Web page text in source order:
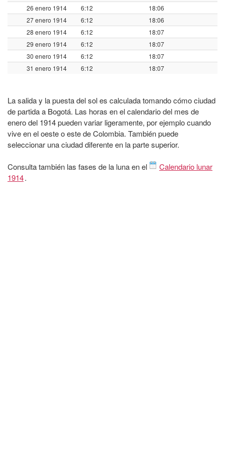
26 enero 1914 6:12
18:06
27 enero 1914
6:12
18:06
28 enero 1914
6:12
18:07
29 enero 1914
6:12
18:07
30 enero 1914
6:12
18:07
31 enero 1914
6:12 18:07
La salida y la puesta del sol es calculada tomando cómo ciudad
de partida a Bogotá. Las horas en el calendario del mes de
enero del 1914 pueden variar ligeramente, por ejemplo cuando
vive en el oeste o este de Colombia. También puede
seleccionar una ciudad diferente en la parte superior.
Consulta también las fases de la luna en el
Calendario lunar
1914.